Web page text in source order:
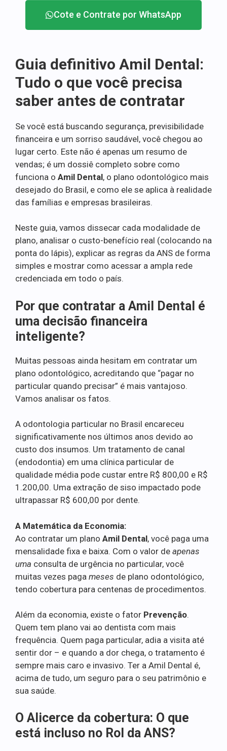
Cote e Contrate por WhatsApp
Guia definitivo Amil Dental:
Tudo o que você precisa
saber antes de contratar
Se você está buscando segurança, previsibilidade
financeira e um sorriso saudável, você chegou ao
lugar certo. Este não é apenas um resumo de
vendas; é um dossiê completo sobre como
funciona o Amil Dental, o plano odontológico mais
desejado do Brasil, e como ele se aplica à realidade
das famílias e empresas brasileiras.
Neste guia, vamos dissecar cada modalidade de
plano, analisar o custo-benefício real (colocando na
ponta do lápis), explicar as regras da ANS de forma
simples e mostrar como acessar a ampla rede
credenciada em todo o país.
Por que contratar a Amil Dental é
uma decisão financeira
inteligente?
Muitas pessoas ainda hesitam em contratar um
plano odontológico, acreditando que “pagar no
particular quando precisar” é mais vantajoso.
Vamos analisar os fatos.
A odontologia particular no Brasil encareceu
significativamente nos últimos anos devido ao
custo dos insumos. Um tratamento de canal
(endodontia) em uma clínica particular de
qualidade média pode custar entre R$ 800,00 e R$
1.200,00. Uma extração de siso impactado pode
ultrapassar R$ 600,00 por dente.
A Matemática da Economia:
Ao contratar um plano Amil Dental, você paga uma
mensalidade fixa e baixa. Com o valor de apenas
uma consulta de urgência no particular, você
muitas vezes paga meses de plano odontológico,
tendo cobertura para centenas de procedimentos.
Além da economia, existe o fator Prevenção.
Quem tem plano vai ao dentista com mais
frequência. Quem paga particular, adia a visita até
sentir dor – e quando a dor chega, o tratamento é
sempre mais caro e invasivo. Ter a Amil Dental é,
acima de tudo, um seguro para o seu patrimônio e
sua saúde.
O Alicerce da cobertura: O que
está incluso no Rol da ANS?